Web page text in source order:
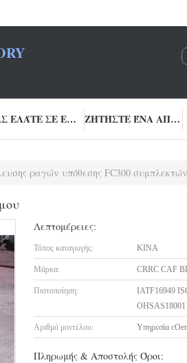
ΜΑΣ ΕΛΆΤΕ ΣΕ ΕΠΑΦΉ ΜΕ ΖΗΤΉΣΤΕ ΈΝΑ ΑΠΌΣΠΑΣΜΑ
ραγών υπόθεσης FC300
Λεπτομέρειες:
Τόπος καταγωγής: ΚΙΝΑ
Μάρκα: CRRC CAF
Πιστοποίηση:
IATF16949
OHSAS18001
Αριθμό μοντέλου: Υπηρεσία
Πληρωμής & Αποστολής Όροι: